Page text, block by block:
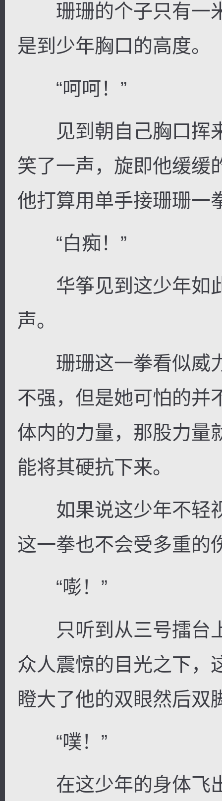
珊珊的个子只有一
是到少年胸口的高度。
“呵呵！”
见到朝自己胸口挥
笑了一声，旋即他缓缓
他打算用单手接珊珊一
“白痴！”
华筝见到这少年如
声。
珊珊这一拳看似威
不强，但是她可怕的并
体内的力量，那股力量
能将其硬抗下来。
如果说这少年不轻
这一拳也不会受多重
“嘭！”
只听到从三号擂台
众人震惊的目光之下，
瞪大了他的双眼然后双
“噗！”
在这少年的身体飞